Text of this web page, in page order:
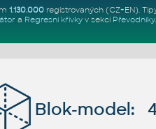
1.130.000registrovaných (CZ+EN).
a Regresní křivkyv sekci Převodníky.
Blok-model: